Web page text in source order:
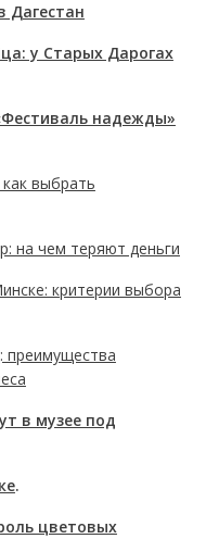
Дагестан
у Старых Дарогах
надежды»
выбрать
на чем теряют деньги
критерии выбора
преимущества
в музее под
.
цветовых